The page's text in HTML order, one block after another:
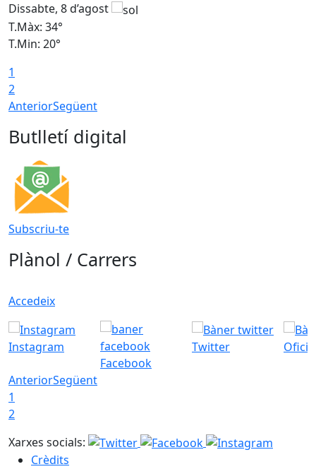
Dissabte, 8 d’agost
T.Màx: 34°
T.Min: 20°
1
2
AnteriorSegüent
Butlletí digital
Subscriu-te
Plànol / Carrers
Accedeix
Instagram
Facebook
Twitter
AnteriorSegüent
1
2
Xarxes socials:
Crèdits